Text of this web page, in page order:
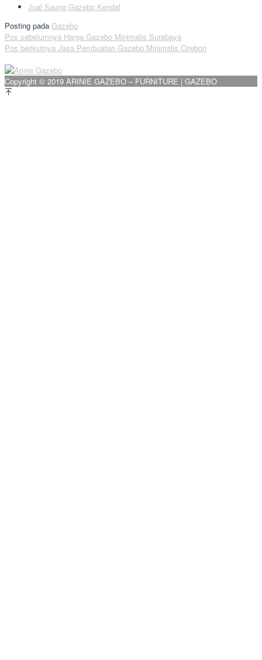
Jual Saung Gazebo Kendal
Posting pada Gazebo
Navigasi
pos
Pos sebelumnya Harga Gazebo Minimalis Surabaya
Pos berikutnya Jasa Pembuatan Gazebo Minimalis Cirebon
Copyright © 2019 ARINIE GAZEBO – FURNITURE | GAZEBO